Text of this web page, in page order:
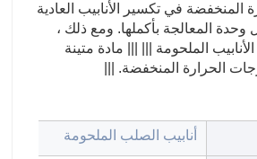
المنخفضة في تكسير الأنابيب العادية
المعالجة بأكملها. ومع ذلك ،
فإن مادة SS 202 الأنابيب الملحومة ||| ||| مادة متينة
الحرارة المنخفضة. |||
أنابيب الصلب الملحومة